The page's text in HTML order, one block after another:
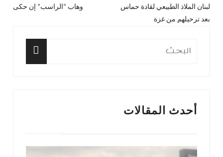
المقالات
المقال
لبنان الملاذ الطبيعي لقادة حماس
بعد ترحيلهم من غزة
وهاب “الراسب” إن حكى
البحث
أحدث المقالات